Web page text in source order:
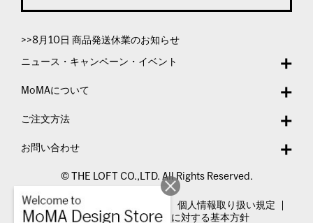
>>8月10日 商品発送休業のお知らせ
ニュース・キャンペーン・イベント
MoMAについて
ご注文方法
お問い合わせ
© THE LOFT CO.,LTD. All Rights Reserved.
特定商取引法表示
個人情報取り扱い規定
カスタマーハラスメントに対する基本方針